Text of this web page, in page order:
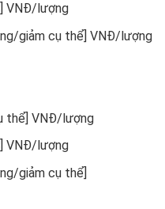
VNĐ/lượng
giảm cụ thể] VNĐ/lượng
thể] VNĐ/lượng
VNĐ/lượng
giảm cụ thể]